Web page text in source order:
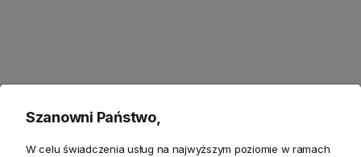
Świąteczny akcent dekoracyjny w formie
prezentu
Szanowni Państwo,
W celu świadczenia usług na najwyższym poziomie w ramach